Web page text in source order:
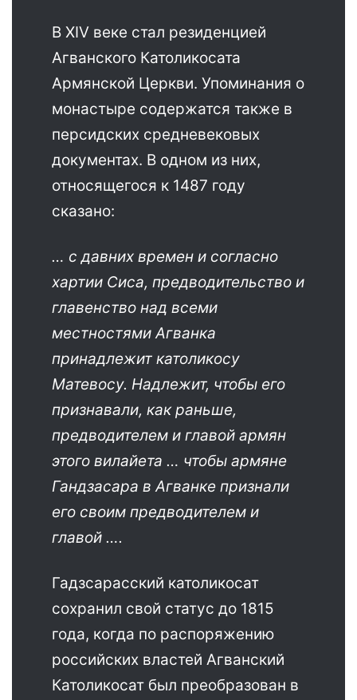
В XIV веке стал резиденцией
Агванского Католикосата
Армянской Церкви. Упоминания о
монастыре содержатся также в
персидских средневековых
документах. В одном из них,
относящегося к 1487 году
сказано:
… с давних времен и согласно
хартии Сиса, предводительство и
главенство над всеми
местностями Агванка
принадлежит католикосу
Матевосу. Надлежит, чтобы его
признавали, как раньше,
предводителем и главой армян
этого вилайета … чтобы армяне
Гандзасара в Агванке признали
его своим предводителем и
главой ….
Гадзсарасский католикосат
сохранил свой статус до 1815
года, когда по распоряжению
российских властей Агванский
Католикосат был преобразован в